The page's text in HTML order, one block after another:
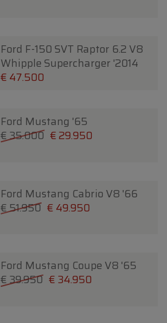
Ford F-150 SVT Raptor 6.2 V8
Whipple Supercharger '2014
€ 47.500
Ford Mustang '65
€ 35.000 € 29.950
Ford Mustang Cabrio V8 '66
€ 51.950 € 49.950
Ford Mustang Coupe V8 '65
€ 39.950 € 34.950